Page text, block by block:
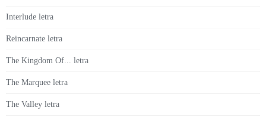
Interlude letra
Reincarnate letra
The Kingdom Of... letra
The Marquee letra
The Valley letra